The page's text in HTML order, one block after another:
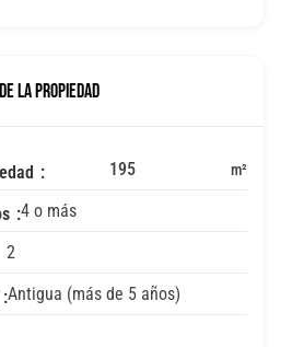
LA PROPIEDAD
195 m²
4 o más
2
Antigua (más de 5 años)